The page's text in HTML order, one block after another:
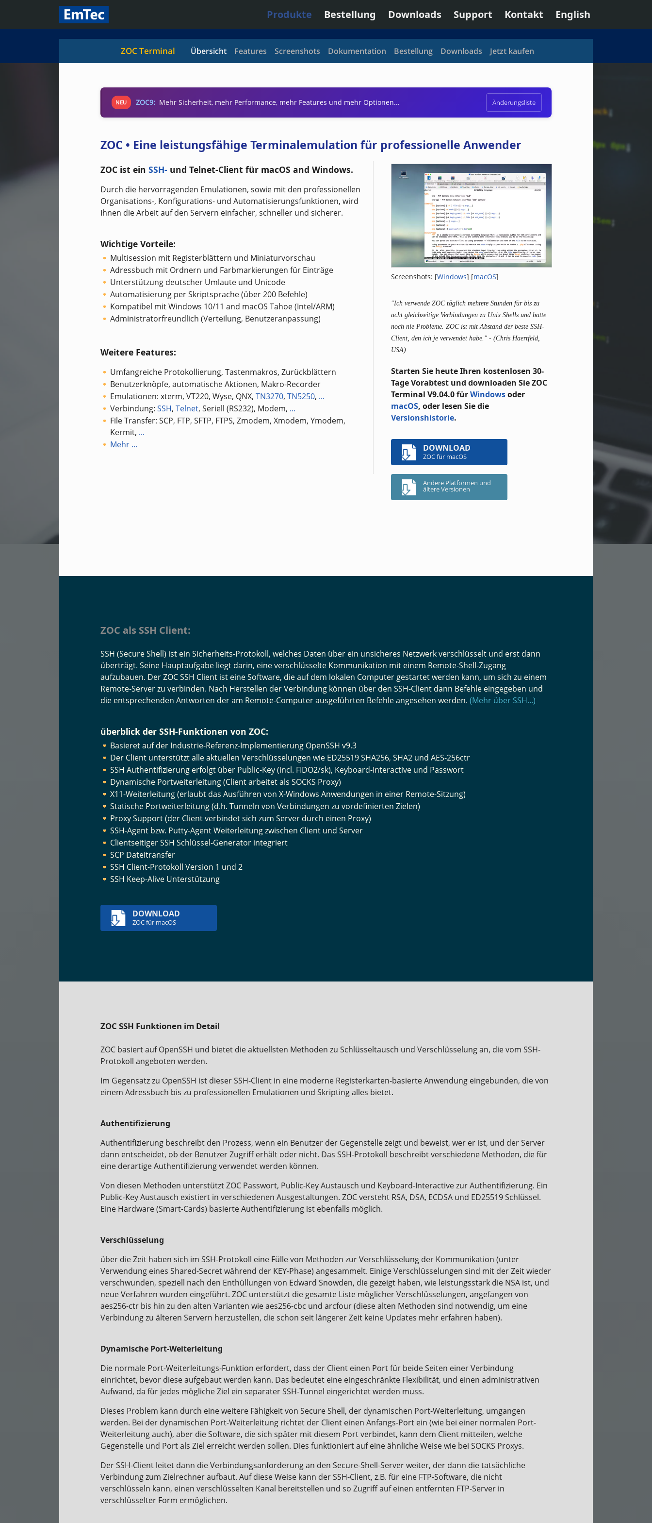
Produkte Bestellung Downloads Support Kontakt English
ZOC Terminal Übersicht Features Screenshots Dokumentation Bestellung Downloads Jetzt kaufen
NEU ZOC9: Mehr Sicherheit, mehr Performance, mehr Features und mehr Optionen... Änderungsliste
ZOC • Eine leistungsfähige Terminalemulation für professionelle Anwender
ZOC ist ein SSH- und Telnet-Client für macOS and Windows.
Durch die hervorragenden Emulationen, sowie mit den professionellen
Organisations-, Konfigurations- und Automatisierungsfunktionen, wird
Ihnen die Arbeit auf den Servern einfacher, schneller und sicherer.
Wichtige Vorteile:
Multisession mit Registerblättern und Miniaturvorschau
Adressbuch mit Ordnern und Farbmarkierungen für Einträge
Unterstützung deutscher Umlaute und Unicode
Automatisierung per Skriptsprache (über 200 Befehle)
Kompatibel mit Windows 10/11 and macOS Tahoe (Intel/ARM)
Administratorfreundlich (Verteilung, Benutzeranpassung)
Weitere Features:
Umfangreiche Protokollierung, Tastenmakros, Zurückblättern
Benutzerknöpfe, automatische Aktionen, Makro-Recorder
Emulationen: xterm, VT220, Wyse, QNX, TN3270, TN5250, ...
Verbindung: SSH, Telnet, Seriell (RS232), Modem, ...
File Transfer: SCP, FTP, SFTP, FTPS, Zmodem, Xmodem, Ymodem,
Kermit, ...
Mehr ...
Screenshots: [Windows] [macOS]
"Ich verwende ZOC täglich mehrere Stunden für bis zu
acht gleichzeitige Verbindungen zu Unix Shells und hatte
noch nie Probleme. ZOC ist mit Abstand der beste SSH-
Client, den ich je verwendet habe." - (Chris Haertfeld,
USA)
Starten Sie heute Ihren kostenlosen 30-
Tage Vorabtest und downloaden Sie ZOC
Terminal V9.04.0 fürWindowsoder
macOS, oder lesen Sie die
Versionshistorie.
DOWNLOAD
ZOC für macOS
Andere Platformen und
ältere Versionen
ZOC als SSH Client:
SSH (Secure Shell) ist ein Sicherheits-Protokoll, welches Daten über ein unsicheres Netzwerk verschlüsselt und erst dann
überträgt. Seine Hauptaufgabe liegt darin, eine verschlüsselte Kommunikation mit einem Remote-Shell-Zugang
aufzubauen. Der ZOC SSH Client ist eine Software, die auf dem lokalen Computer gestartet werden kann, um sich zu einem
Remote-Server zu verbinden. Nach Herstellen der Verbindung können über den SSH-Client dann Befehle eingegeben und
die entsprechenden Antworten der am Remote-Computer ausgeführten Befehle angesehen werden. (Mehr über SSH...)
überblick der SSH-Funktionen von ZOC:
Basieret auf der Industrie-Referenz-Implementierung OpenSSH v9.3
Der Client unterstützt alle aktuellen Verschlüsselungen wie ED25519 SHA256, SHA2 und AES-256ctr
SSH Authentifizierung erfolgt über Public-Key (incl. FIDO2/sk), Keyboard-Interactive und Passwort
Dynamische Portweiterleitung (Client arbeitet als SOCKS Proxy)
X11-Weiterleitung (erlaubt das Ausführen von X-Windows Anwendungen in einer Remote-Sitzung)
Statische Portweiterleitung (d.h. Tunneln von Verbindungen zu vordefinierten Zielen)
Proxy Support (der Client verbindet sich zum Server durch einen Proxy)
SSH-Agent bzw. Putty-Agent Weiterleitung zwischen Client und Server
Clientseitiger SSH Schlüssel-Generator integriert
SCP Dateitransfer
SSH Client-Protokoll Version 1 und 2
SSH Keep-Alive Unterstützung
DOWNLOAD
ZOC für macOS
ZOC SSH Funktionen im Detail
ZOC basiert auf OpenSSH und bietet die aktuellsten Methoden zu Schlüsseltausch und Verschlüsselung an, die vom SSH-
Protokoll angeboten werden.
Im Gegensatz zu OpenSSH ist dieser SSH-Client in eine moderne Registerkarten-basierte Anwendung eingebunden, die von
einem Adressbuch bis zu professionellen Emulationen und Skripting alles bietet.
Authentifizierung
Authentifizierung beschreibt den Prozess, wenn ein Benutzer der Gegenstelle zeigt und beweist, wer er ist, und der Server
dann entscheidet, ob der Benutzer Zugriff erhält oder nicht. Das SSH-Protokoll beschreibt verschiedene Methoden, die für
eine derartige Authentifizierung verwendet werden können.
Von diesen Methoden unterstützt ZOC Passwort, Public-Key Austausch und Keyboard-Interactive zur Authentifizierung. Ein
Public-Key Austausch existiert in verschiedenen Ausgestaltungen. ZOC versteht RSA, DSA, ECDSA und ED25519 Schlüssel.
Eine Hardware (Smart-Cards) basierte Authentifizierung ist ebenfalls möglich.
Verschlüsselung
über die Zeit haben sich im SSH-Protokoll eine Fülle von Methoden zur Verschlüsselung der Kommunikation (unter
Verwendung eines Shared-Secret während der KEY-Phase) angesammelt. Einige Verschlüsselungen sind mit der Zeit wieder
verschwunden, speziell nach den Enthüllungen von Edward Snowden, die gezeigt haben, wie leistungsstark die NSA ist, und
neue Verfahren wurden eingeführt. ZOC unterstützt die gesamte Liste möglicher Verschlüsselungen, angefangen von
aes256-ctr bis hin zu den alten Varianten wie aes256-cbc und arcfour (diese alten Methoden sind notwendig, um eine
Verbindung zu älteren Servern herzustellen, die schon seit längerer Zeit keine Updates mehr erfahren haben).
Dynamische Port-Weiterleitung
Die normale Port-Weiterleitungs-Funktion erfordert, dass der Client einen Port für beide Seiten einer Verbindung
einrichtet, bevor diese aufgebaut werden kann. Das bedeutet eine eingeschränkte Flexibilität, und einen administrativen
Aufwand, da für jedes mögliche Ziel ein separater SSH-Tunnel eingerichtet werden muss.
Dieses Problem kann durch eine weitere Fähigkeit von Secure Shell, der dynamischen Port-Weiterleitung, umgangen
werden. Bei der dynamischen Port-Weiterleitung richtet der Client einen Anfangs-Port ein (wie bei einer normalen Port-
Weiterleitung auch), aber die Software, die sich später mit diesem Port verbindet, kann dem Client mitteilen, welche
Gegenstelle und Port als Ziel erreicht werden sollen. Dies funktioniert auf eine ähnliche Weise wie bei SOCKS Proxys.
Der SSH-Client leitet dann die Verbindungsanforderung an den Secure-Shell-Server weiter, der dann die tatsächliche
Verbindung zum Zielrechner aufbaut. Auf diese Weise kann der SSH-Client, z.B. für eine FTP-Software, die nicht
verschlüsseln kann, einen verschlüsselten Kanal bereitstellen und so Zugriff auf einen entfernten FTP-Server in
verschlüsselter Form ermöglichen.